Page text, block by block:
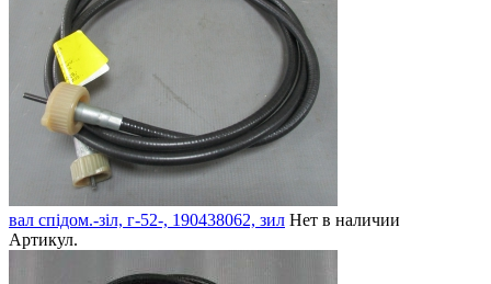
вал спідом.-зіл, г-52-, 190438062, зил Нет в наличии
Артикул.